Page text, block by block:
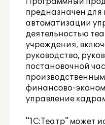
предназначен для
автоматизации
деятельностью
учреждения,
руководство,
постановочной
финансово-
управление
"1C:Театр" может